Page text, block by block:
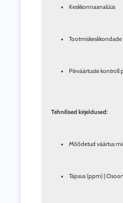
Keskkonnaanalüüs
Piirväärtuste kontroll
Tehnilised kirjeldused:
Mõõdetud väärtus
Täpsus (ppm) |